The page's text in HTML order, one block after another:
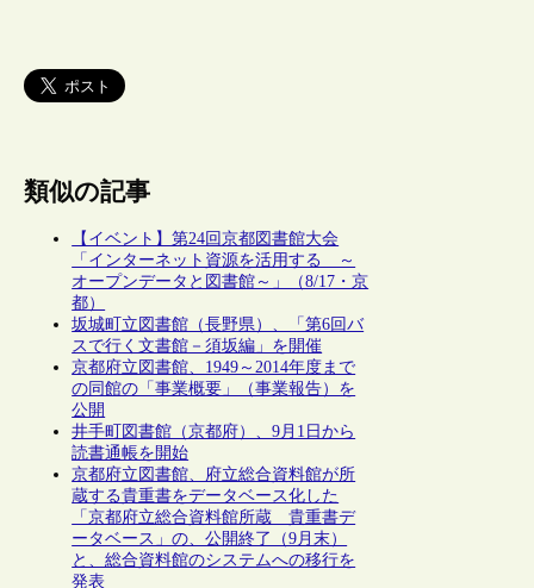
類似の記事
【イベント】第24回京都図書館大会
「インターネット資源を活用する ～
オープンデータと図書館～」（8/17・京
都）
坂城町立図書館（長野県）、「第6回バ
スで行く文書館－須坂編」を開催
京都府立図書館、1949～2014年度まで
の同館の「事業概要」（事業報告）を
公開
井手町図書館（京都府）、9月1日から
読書通帳を開始
京都府立図書館、府立総合資料館が所
蔵する貴重書をデータベース化した
「京都府立総合資料館所蔵 貴重書デ
ータベース」の、公開終了（9月末）
と、総合資料館のシステムへの移行を
発表